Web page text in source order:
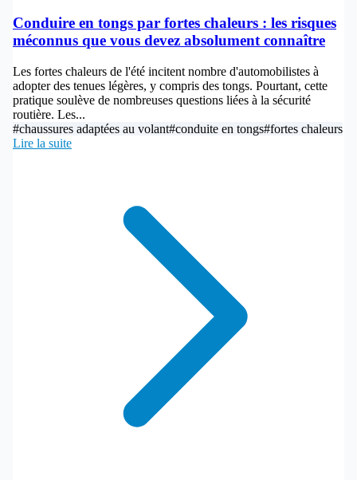
Conduire en tongs par fortes chaleurs : les risques
méconnus que vous devez absolument connaître
Les fortes chaleurs de l'été incitent nombre d'automobilistes à
adopter des tenues légères, y compris des tongs. Pourtant, cette
pratique soulève de nombreuses questions liées à la sécurité
routière. Les...
#chaussures adaptées au volant#conduite en tongs#fortes chaleurs
Lire la suite